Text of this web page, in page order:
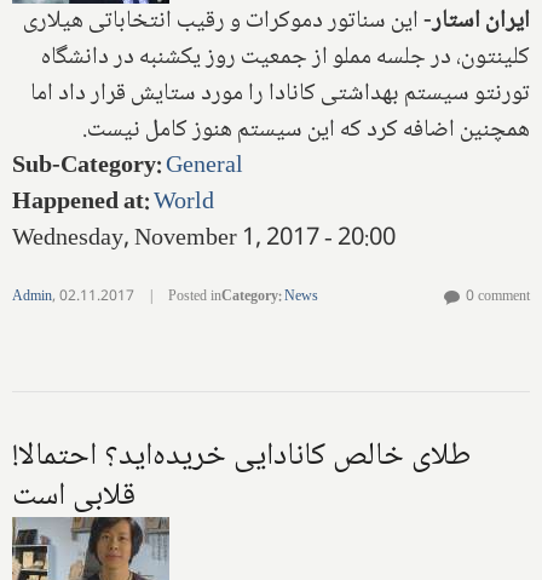
ایران استار-این سناتور دموکرات و رقیب انتخاباتی هیلاری
کلینتون، در جلسه مملو از جمعیت روز یکشنبه در دانشگاه
تورنتو سیستم بهداشتی کانادا را مورد ستایش قرار داد اما
همچنین اضافه کرد که این سیستم هنوز کامل نیست.
Sub-Category:General
Happened at:World
Wednesday, November 1, 2017 - 20:00
Admin,02.11.2017 | Posted inCategory:News 0 comment
!طلای خالص کانادایی خریده‌اید؟ احتمالا
قلابی است